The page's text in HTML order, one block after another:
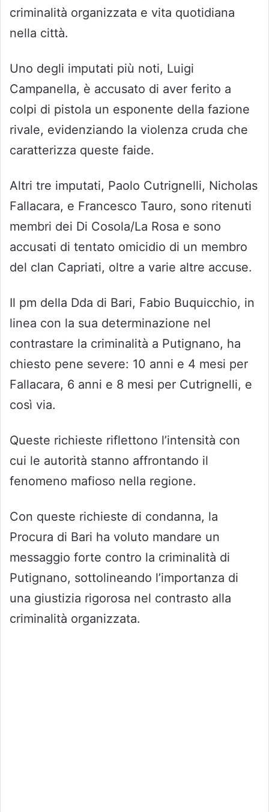
criminalità organizzata e vita quotidiana
nella città.
Uno degli imputati più noti, Luigi
Campanella, è accusato di aver ferito a
colpi di pistola un esponente della fazione
rivale, evidenziando la violenza cruda che
caratterizza queste faide.
Altri tre imputati, Paolo Cutrignelli, Nicholas
Fallacara, e Francesco Tauro, sono ritenuti
membri dei Di Cosola/La Rosa e sono
accusati di tentato omicidio di un membro
del clan Capriati, oltre a varie altre accuse.
Il pm della Dda di Bari, Fabio Buquicchio, in
linea con la sua determinazione nel
contrastare la criminalità a Putignano, ha
chiesto pene severe: 10 anni e 4 mesi per
Fallacara, 6 anni e 8 mesi per Cutrignelli, e
così via.
Queste richieste riflettono l’intensità con
cui le autorità stanno affrontando il
fenomeno mafioso nella regione.
Con queste richieste di condanna, la
Procura di Bari ha voluto mandare un
messaggio forte contro la criminalità di
Putignano, sottolineando l’importanza di
una giustizia rigorosa nel contrasto alla
criminalità organizzata.